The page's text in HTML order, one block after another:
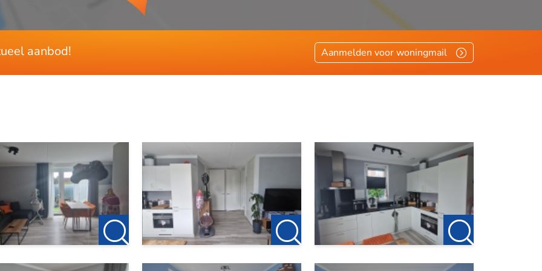
plannen van een bezichtiging.
aanbod! Aanmelden voor woningmail